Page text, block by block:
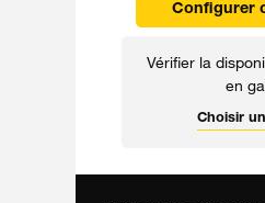
Configurer
Vérifier la
en
Choisir